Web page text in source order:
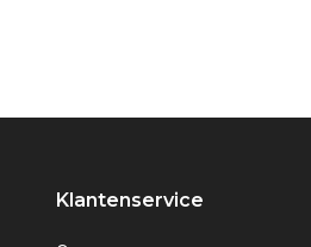
Klantenservice